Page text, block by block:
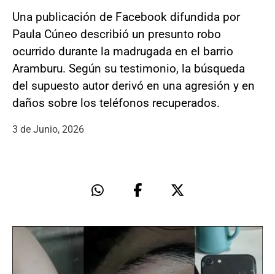
Una publicación de Facebook difundida por
Paula Cúneo describió un presunto robo
ocurrido durante la madrugada en el barrio
Aramburu. Según su testimonio, la búsqueda
del supuesto autor derivó en una agresión y en
daños sobre los teléfonos recuperados.
3 de Junio, 2026